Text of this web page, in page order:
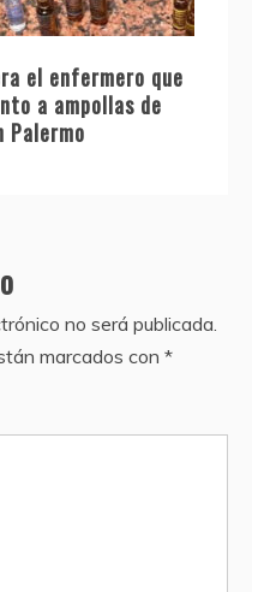
el enfermero que
a ampollas de
no será publicada.
marcados con *